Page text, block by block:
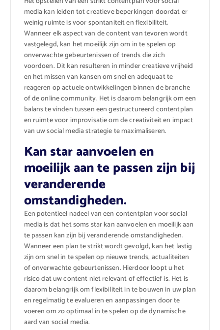
media kan leiden tot creatieve beperkingen doordat er
weinig ruimte is voor spontaniteit en flexibiliteit.
Wanneer elk aspect van de content van tevoren wordt
vastgelegd, kan het moeilijk zijn om in te spelen op
onverwachte gebeurtenissen of trends die zich
voordoen. Dit kan resulteren in minder creatieve vrijheid
en het missen van kansen om snel en adequaat te
reageren op actuele ontwikkelingen binnen de branche
of de online community. Het is daarom belangrijk om een
balans te vinden tussen een gestructureerd contentplan
en ruimte voor improvisatie om de creativiteit en impact
van uw social media strategie te maximaliseren.
Kan star aanvoelen en
moeilijk aan te passen zijn bij
veranderende
omstandigheden.
Een potentieel nadeel van een contentplan voor social
media is dat het soms star kan aanvoelen en moeilijk aan
te passen kan zijn bij veranderende omstandigheden.
Wanneer een plan te strikt wordt gevolgd, kan het lastig
zijn om snel in te spelen op nieuwe trends, actualiteiten
of onverwachte gebeurtenissen. Hierdoor loopt u het
risico dat uw content niet relevant of effectief is. Het is
daarom belangrijk om flexibiliteit in te bouwen in uw plan
en regelmatig te evalueren en aanpassingen door te
voeren om zo optimaal in te spelen op de dynamische
aard van social media.